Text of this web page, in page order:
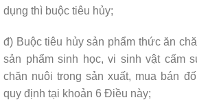
dụng thì buộc tiêu hủy;
đ) Buộc tiêu hủy sản phẩm thức ăn
sản phẩm sinh học, vi sinh vật cấm
chăn nuôi trong sản xuất, mua bán
quy định tại khoản 6 Điều này;